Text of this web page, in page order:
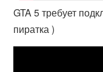
GTA 5 требует
пиратка )